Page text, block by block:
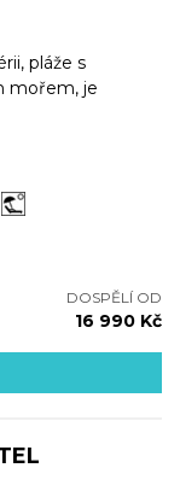
pláže s
mořem, je
DOSPĚLÍ OD
16 990 Kč